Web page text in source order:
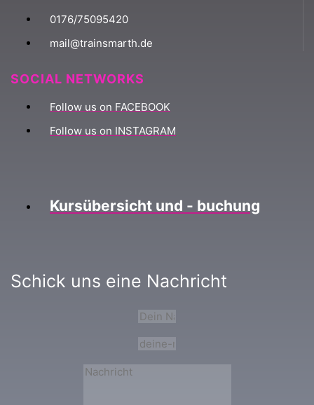
0176/75095420
mail@trainsmarth.de
SOCIAL NETWORKS
Follow us on FACEBOOK
Follow us on INSTAGRAM
Kursübersicht und - buchung
Schick uns eine Nachricht